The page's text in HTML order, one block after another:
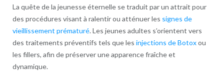
La quête de la jeunesse éternelle se traduit par un attrait pour
des procédures visant à ralentir ou atténuer les signes de
vieillissement prématuré. Les jeunes adultes s’orientent vers
des traitements préventifs tels que les injections de Botoxou
les fillers, afin de préserver une apparence fraîche et
dynamique.